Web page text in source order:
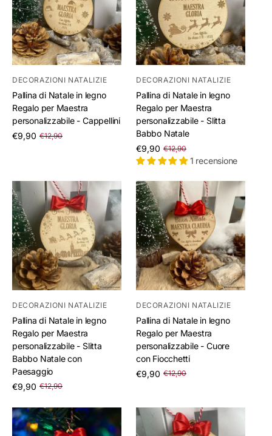
DECORAZIONI NATALIZIE
Pallina di Natale in legno
Regalo per Maestra
personalizzabile - Cappellini
€9,90 €12,90
/
DECORAZIONI NATALIZIE
Pallina di Natale in legno
Regalo per Maestra
personalizzabile - Slitta
Babbo Natale
€9,90 €12,90
/
per
1 recensione
DECORAZIONI NATALIZIE
Pallina di Natale in legno
Regalo per Maestra
personalizzabile - Slitta
Babbo Natale con
Paesaggio
€9,90 €12,90
/
DECORAZIONI NATALIZIE
Pallina di Natale in legno
Regalo per Maestra
personalizzabile - Cuore
con Fiocchetti
€9,90 €12,90
/